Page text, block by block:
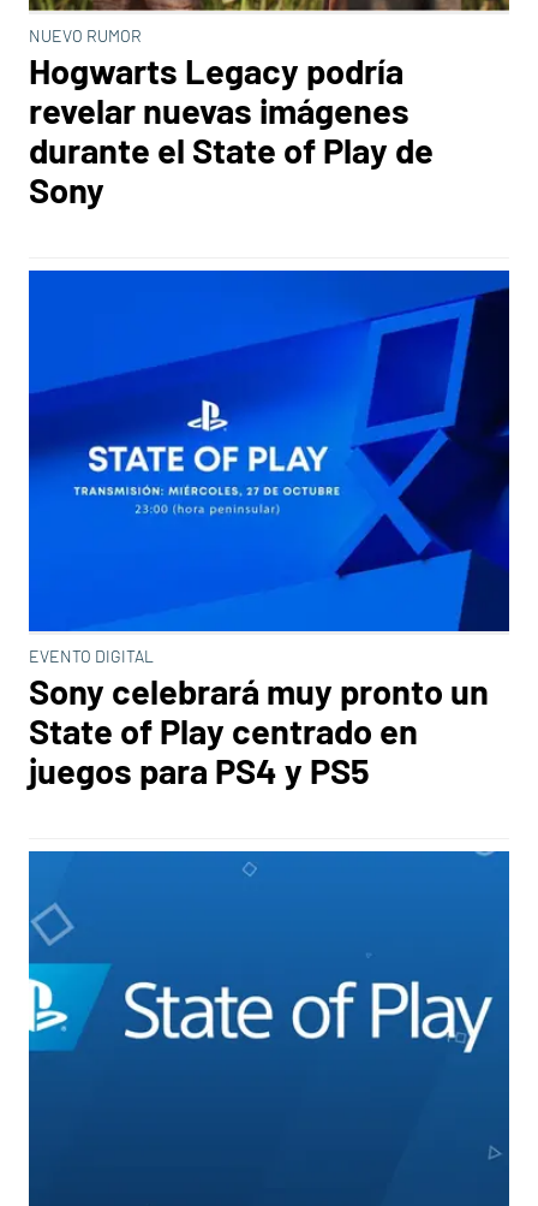
NUEVO RUMOR
Hogwarts Legacy podría
revelar nuevas imágenes
durante el State of Play de
Sony
EVENTO DIGITAL
Sony celebrará muy pronto un
State of Play centrado en
juegos para PS4 y PS5